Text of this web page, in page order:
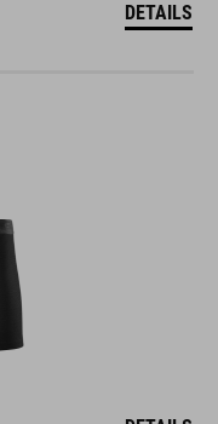
DETAILS